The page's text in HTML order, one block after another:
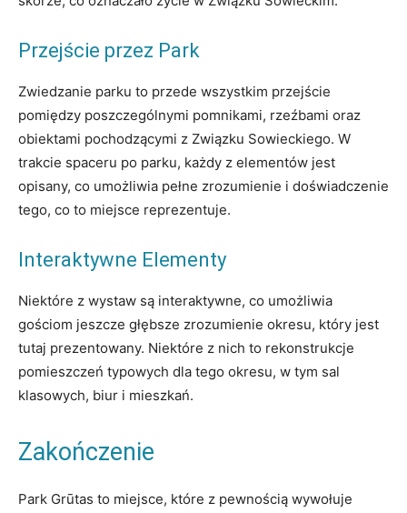
Przejście przez Park
Zwiedzanie parku to przede wszystkim przejście
pomiędzy poszczególnymi pomnikami, rzeźbami oraz
obiektami pochodzącymi z Związku Sowieckiego. W
trakcie spaceru po parku, każdy z elementów jest
opisany, co umożliwia pełne zrozumienie i doświadczenie
tego, co to miejsce reprezentuje.
Interaktywne Elementy
Niektóre z wystaw są interaktywne, co umożliwia
gościom jeszcze głębsze zrozumienie okresu, który jest
tutaj prezentowany. Niektóre z nich to rekonstrukcje
pomieszczeń typowych dla tego okresu, w tym sal
klasowych, biur i mieszkań.
Zakończenie
Park Grūtas to miejsce, które z pewnością wywołuje